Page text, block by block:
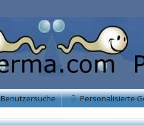
Benutzersuche Personalisierte